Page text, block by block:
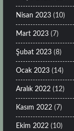
Nisan 2023(10)
Mart 2023(7)
Şubat 2023(8)
Ocak 2023(14)
Aralık 2022 (12)
Kasım 2022 (7)
Ekim 2022 (10)